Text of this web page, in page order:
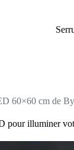
60×60 cm de
pour illuminer